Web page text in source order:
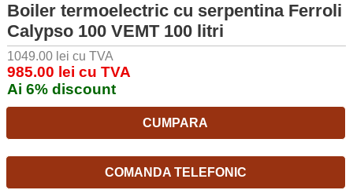
Boiler termoelectric cu serpentina Ferroli
Calypso 100 VEMT 100 litri
1049.00 lei cu TVA
985.00 lei cu TVA
Ai 6% discount
CUMPARA
COMANDA TELEFONIC